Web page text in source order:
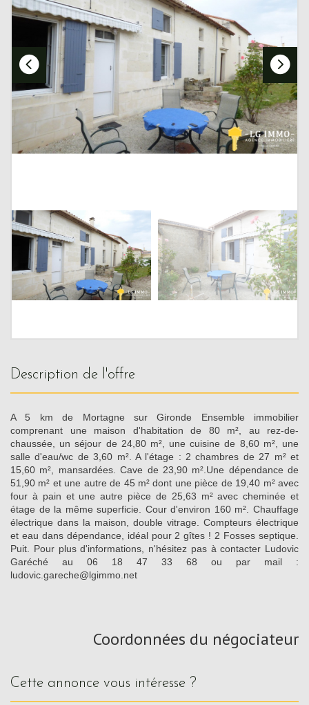
description de l'offre
A 5 km de Mortagne sur Gironde Ensemble immobilier
comprenant une maison d'habitation de 80 m², au rez-de-
chaussée, un séjour de 24,80 m², une cuisine de 8,60 m², une
salle d'eau/wc de 3,60 m². A l'étage : 2 chambres de 27 m² et
15,60 m², mansardées. Cave de 23,90 m².Une dépendance de
51,90 m² et une autre de 45 m² dont une pièce de 19,40 m² avec
four à pain et une autre pièce de 25,63 m² avec cheminée et
étage de la même superficie. Cour d'environ 160 m². Chauffage
électrique dans la maison, double vitrage. Compteurs électrique
et eau dans dépendance, idéal pour 2 gîtes ! 2 Fosses septique.
Puit. Pour plus d'informations, n'hésitez pas à contacter Ludovic
Garéché au 06 18 47 33 68 ou par mail :
ludovic.gareche@lgimmo.net
Coordonnées du négociateur
cette annonce vous intéresse ?